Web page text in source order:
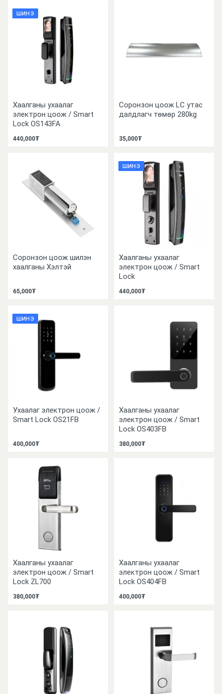
ШИНЭ
Хаалганы ухаалаг
электрон цоож / Smart
Lock OS143FA
440,000₮
Соронзон цоож LC утас
далдлагч төмөр 280kg
35,000₮
Соронзон цоож шилэн
хаалганы Хэлтэй
65,000₮
ШИНЭ
Хаалганы ухаалаг
электрон цоож / Smart
Lock
440,000₮
ШИНЭ
Ухаалаг электрон цоож /
Smart Lock OS21FB
400,000₮
Хаалганы ухаалаг
электрон цоож / Smart
Lock OS403FB
380,000₮
Хаалганы ухаалаг
электрон цоож / Smart
Lock ZL700
380,000₮
Хаалганы ухаалаг
электрон цоож / Smart
Lock OS404FB
400,000₮